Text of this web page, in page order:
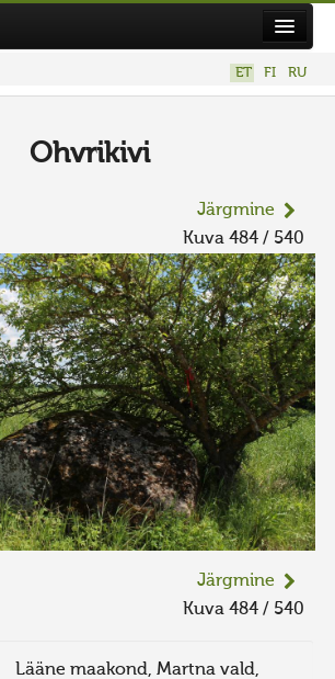
2026
ET FI RU
Ohvrikivi
Järgmine
Kuva 484 / 540
Järgmine
Kuva 484 / 540
Lääne maakond, Martna vald,